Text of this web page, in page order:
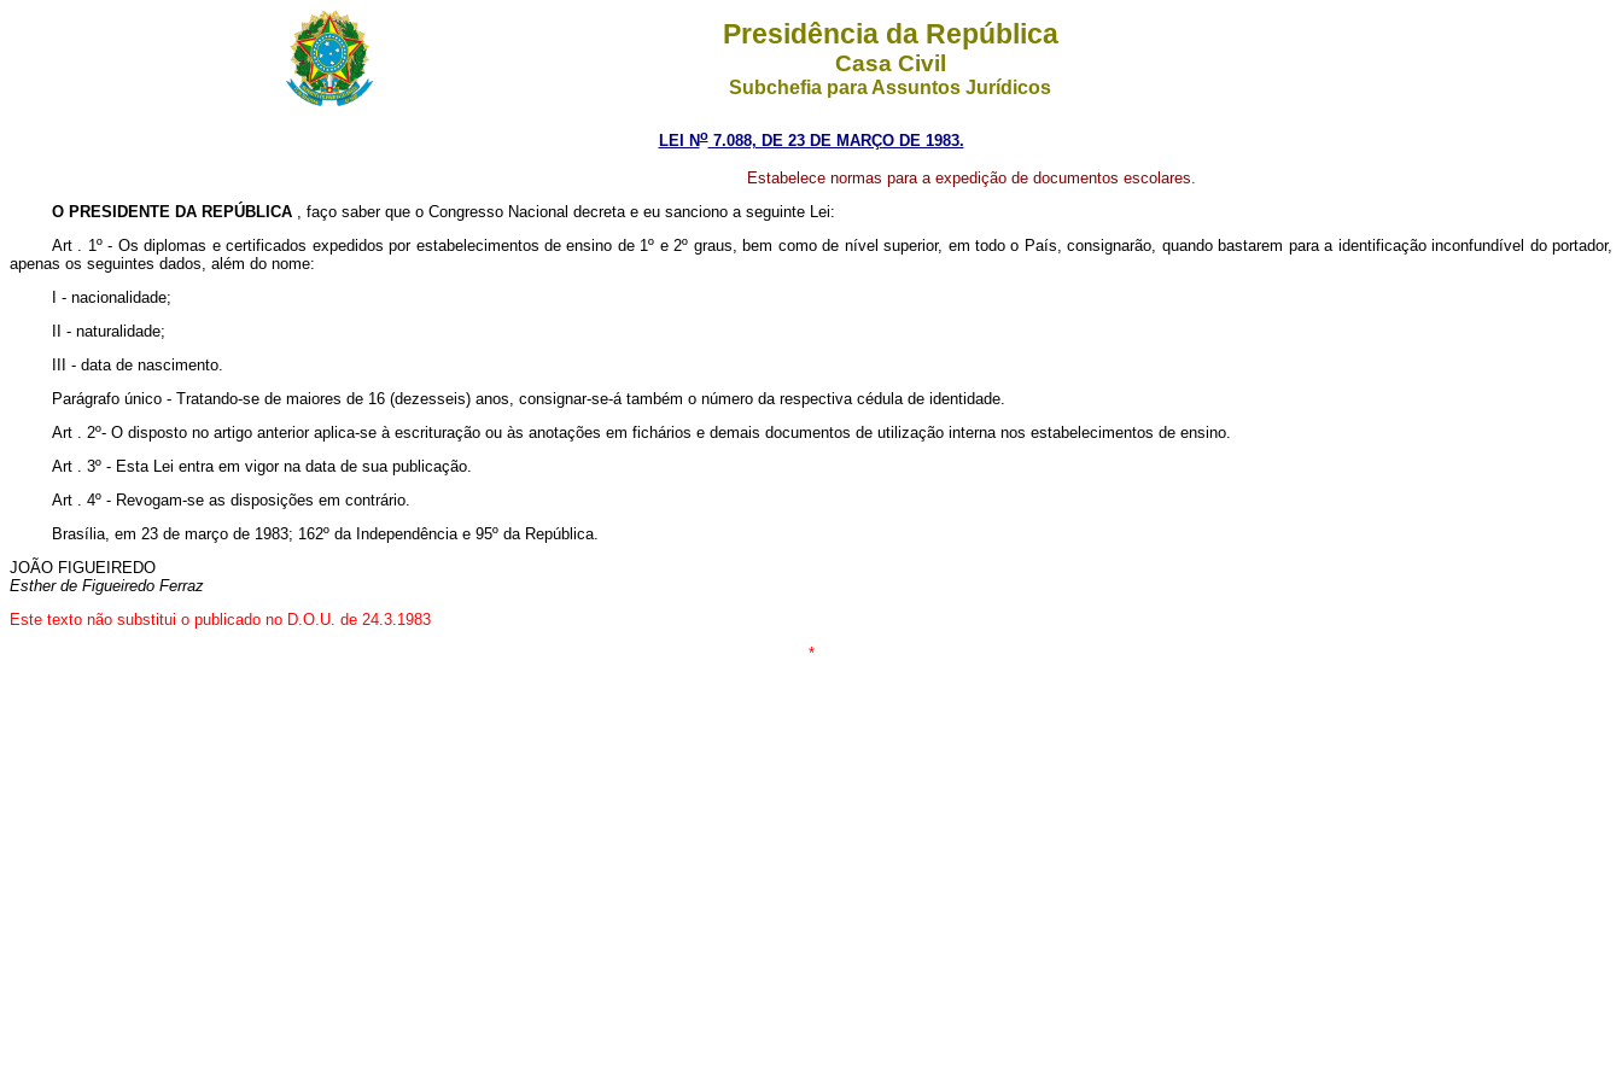
Presidência da República
Casa Civil
Subchefia para Assuntos Jurídicos
LEI No7.088, DE 23 DE MARÇO DE 1983.
Estabelece normas para a expedição de documentos escolares.
O PRESIDENTE DA REPÚBLICA , faço saber que o Congresso Nacional decreta e eu sanciono a seguinte Lei:
Art . 1º - Os diplomas e certificados expedidos por estabelecimentos de ensino de 1º e 2º graus, bem como de nível superior, em todo o País, consignarão, quando bastarem para a identificação inconfundível do portador,
apenas os seguintes dados, além do nome:
I - nacionalidade;
II - naturalidade;
III - data de nascimento.
Parágrafo único - Tratando-se de maiores de 16 (dezesseis) anos, consignar-se-á também o número da respectiva cédula de identidade.
Art . 2º- O disposto no artigo anterior aplica-se à escrituração ou às anotações em fichários e demais documentos de utilização interna nos estabelecimentos de ensino.
Art . 3º - Esta Lei entra em vigor na data de sua publicação.
Art . 4º - Revogam-se as disposições em contrário.
Brasília, em 23 de março de 1983; 162º da Independência e 95º da República.
JOÃO FIGUEIREDO
Esther de Figueiredo Ferraz
Este texto não substitui o publicado no D.O.U. de 24.3.1983
*